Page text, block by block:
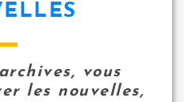
vous
les nouvelles,